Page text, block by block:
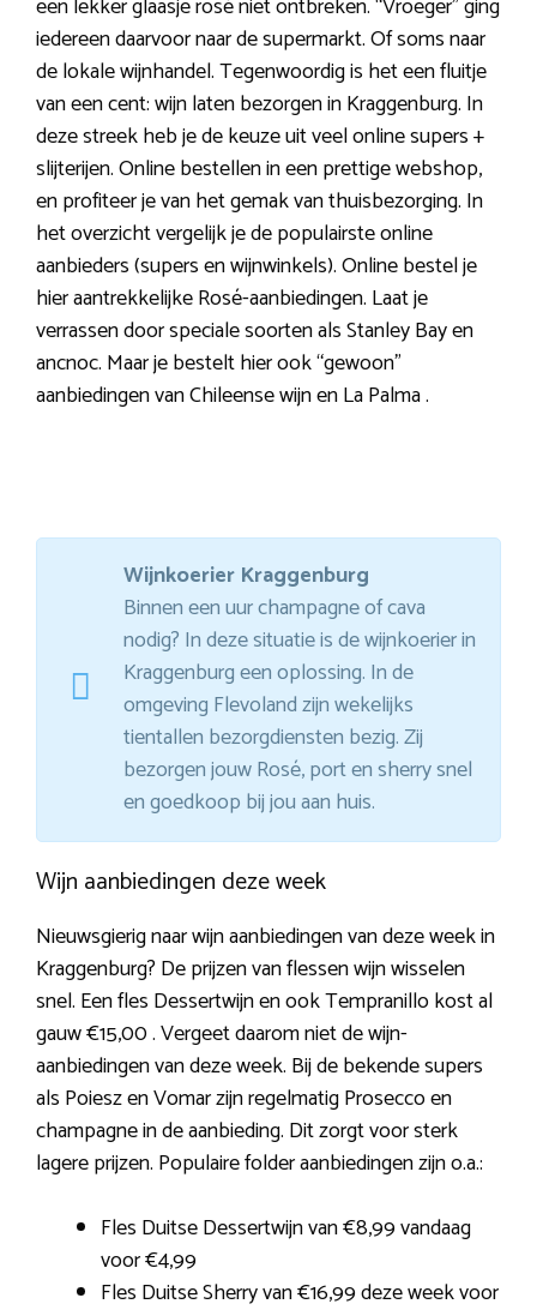
een lekker glaasje rosé niet ontbreken. “Vroeger” ging
iedereen daarvoor naar de supermarkt. Of soms naar
de lokale wijnhandel. Tegenwoordig is het een fluitje
van een cent: wijn laten bezorgen in Kraggenburg. In
deze streek heb je de keuze uit veel online supers +
slijterijen. Online bestellen in een prettige webshop,
en profiteer je van het gemak van thuisbezorging. In
het overzicht vergelijk je de populairste online
aanbieders (supers en wijnwinkels). Online bestel je
hier aantrekkelijke Rosé-aanbiedingen. Laat je
verrassen door speciale soorten als Stanley Bay en
ancnoc. Maar je bestelt hier ook “gewoon”
aanbiedingen van Chileense wijn en La Palma .
Wijnkoerier Kraggenburg
Binnen een uur champagne of cava
nodig? In deze situatie is de wijnkoerier in
Kraggenburg een oplossing. In de
omgeving Flevoland zijn wekelijks
tientallen bezorgdiensten bezig. Zij
bezorgen jouw Rosé, port en sherry snel
en goedkoop bij jou aan huis.
Wijn aanbiedingen deze week
Nieuwsgierig naar wijn aanbiedingen van deze week in
Kraggenburg? De prijzen van flessen wijn wisselen
snel. Een fles Dessertwijn en ook Tempranillo kost al
gauw €15,00 . Vergeet daarom niet de wijn-
aanbiedingen van deze week. Bij de bekende supers
als Poiesz en Vomar zijn regelmatig Prosecco en
champagne in de aanbieding. Dit zorgt voor sterk
lagere prijzen. Populaire folder aanbiedingen zijn o.a.:
Fles Duitse Dessertwijn van €8,99 vandaag
voor €4,99
Fles Duitse Sherry van €16,99 deze week voor